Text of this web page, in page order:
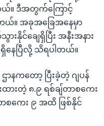
ယ်။ ဒီအတွက်ကြောင့်
တယ်။ အခုအခြေအနေမှာ
းနိုင်ချေရှိပြီး အနီးအနား
နေပြီလို့ သိရပါတယ်။
နကတော့ ပြီးခဲ့တဲ့ ဂျပန်
းတဲ့ ၈.၉ ရစ်ချ်တာစကေး
စကေး ၉ အထိ ဖြစ်နိုင်